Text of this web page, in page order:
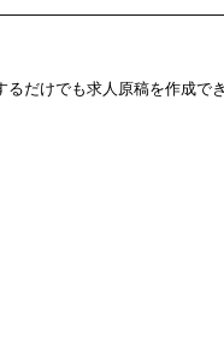
だけでも求人原稿を作成で